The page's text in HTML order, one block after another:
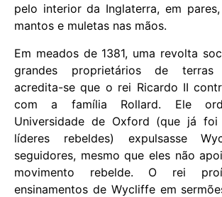
pelo interior da Inglaterra, em
mantos e muletas nas mãos.
Em meados de 1381, uma revolta
grandes proprietários de
acredita-se que o rei Ricardo II
com a família Rollard. Ele
Universidade de Oxford (que já
líderes rebeldes) expulsasse
seguidores, mesmo que eles não
movimento rebelde. O rei
ensinamentos de Wycliffe em